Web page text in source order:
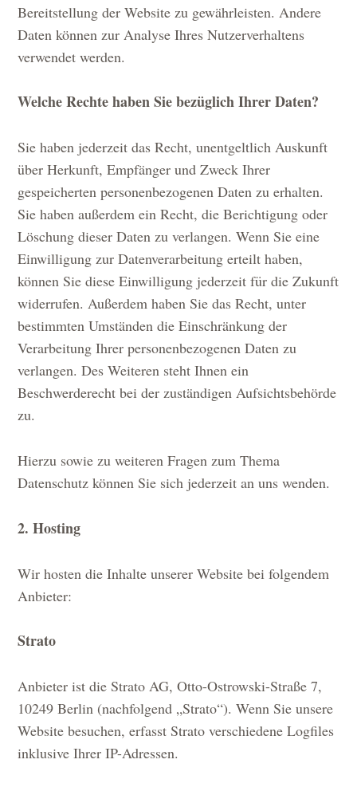
Bereitstellung der Website zu gewährleisten. Andere
Daten können zur Analyse Ihres Nutzerverhaltens
verwendet werden.
Welche Rechte haben Sie bezüglich Ihrer Daten?
Sie haben jederzeit das Recht, unentgeltlich Auskunft
über Herkunft, Empfänger und Zweck Ihrer
gespeicherten personenbezogenen Daten zu erhalten.
Sie haben außerdem ein Recht, die Berichtigung oder
Löschung dieser Daten zu verlangen. Wenn Sie eine
Einwilligung zur Datenverarbeitung erteilt haben,
können Sie diese Einwilligung jederzeit für die Zukunft
widerrufen. Außerdem haben Sie das Recht, unter
bestimmten Umständen die Einschränkung der
Verarbeitung Ihrer personenbezogenen Daten zu
verlangen. Des Weiteren steht Ihnen ein
Beschwerderecht bei der zuständigen Aufsichtsbehörde
zu.
Hierzu sowie zu weiteren Fragen zum Thema
Datenschutz können Sie sich jederzeit an uns wenden.
2. Hosting
Wir hosten die Inhalte unserer Website bei folgendem
Anbieter:
Strato
Anbieter ist die Strato AG, Otto-Ostrowski-Straße 7,
10249 Berlin (nachfolgend „Strato“). Wenn Sie unsere
Website besuchen, erfasst Strato verschiedene Logfiles
inklusive Ihrer IP-Adressen.